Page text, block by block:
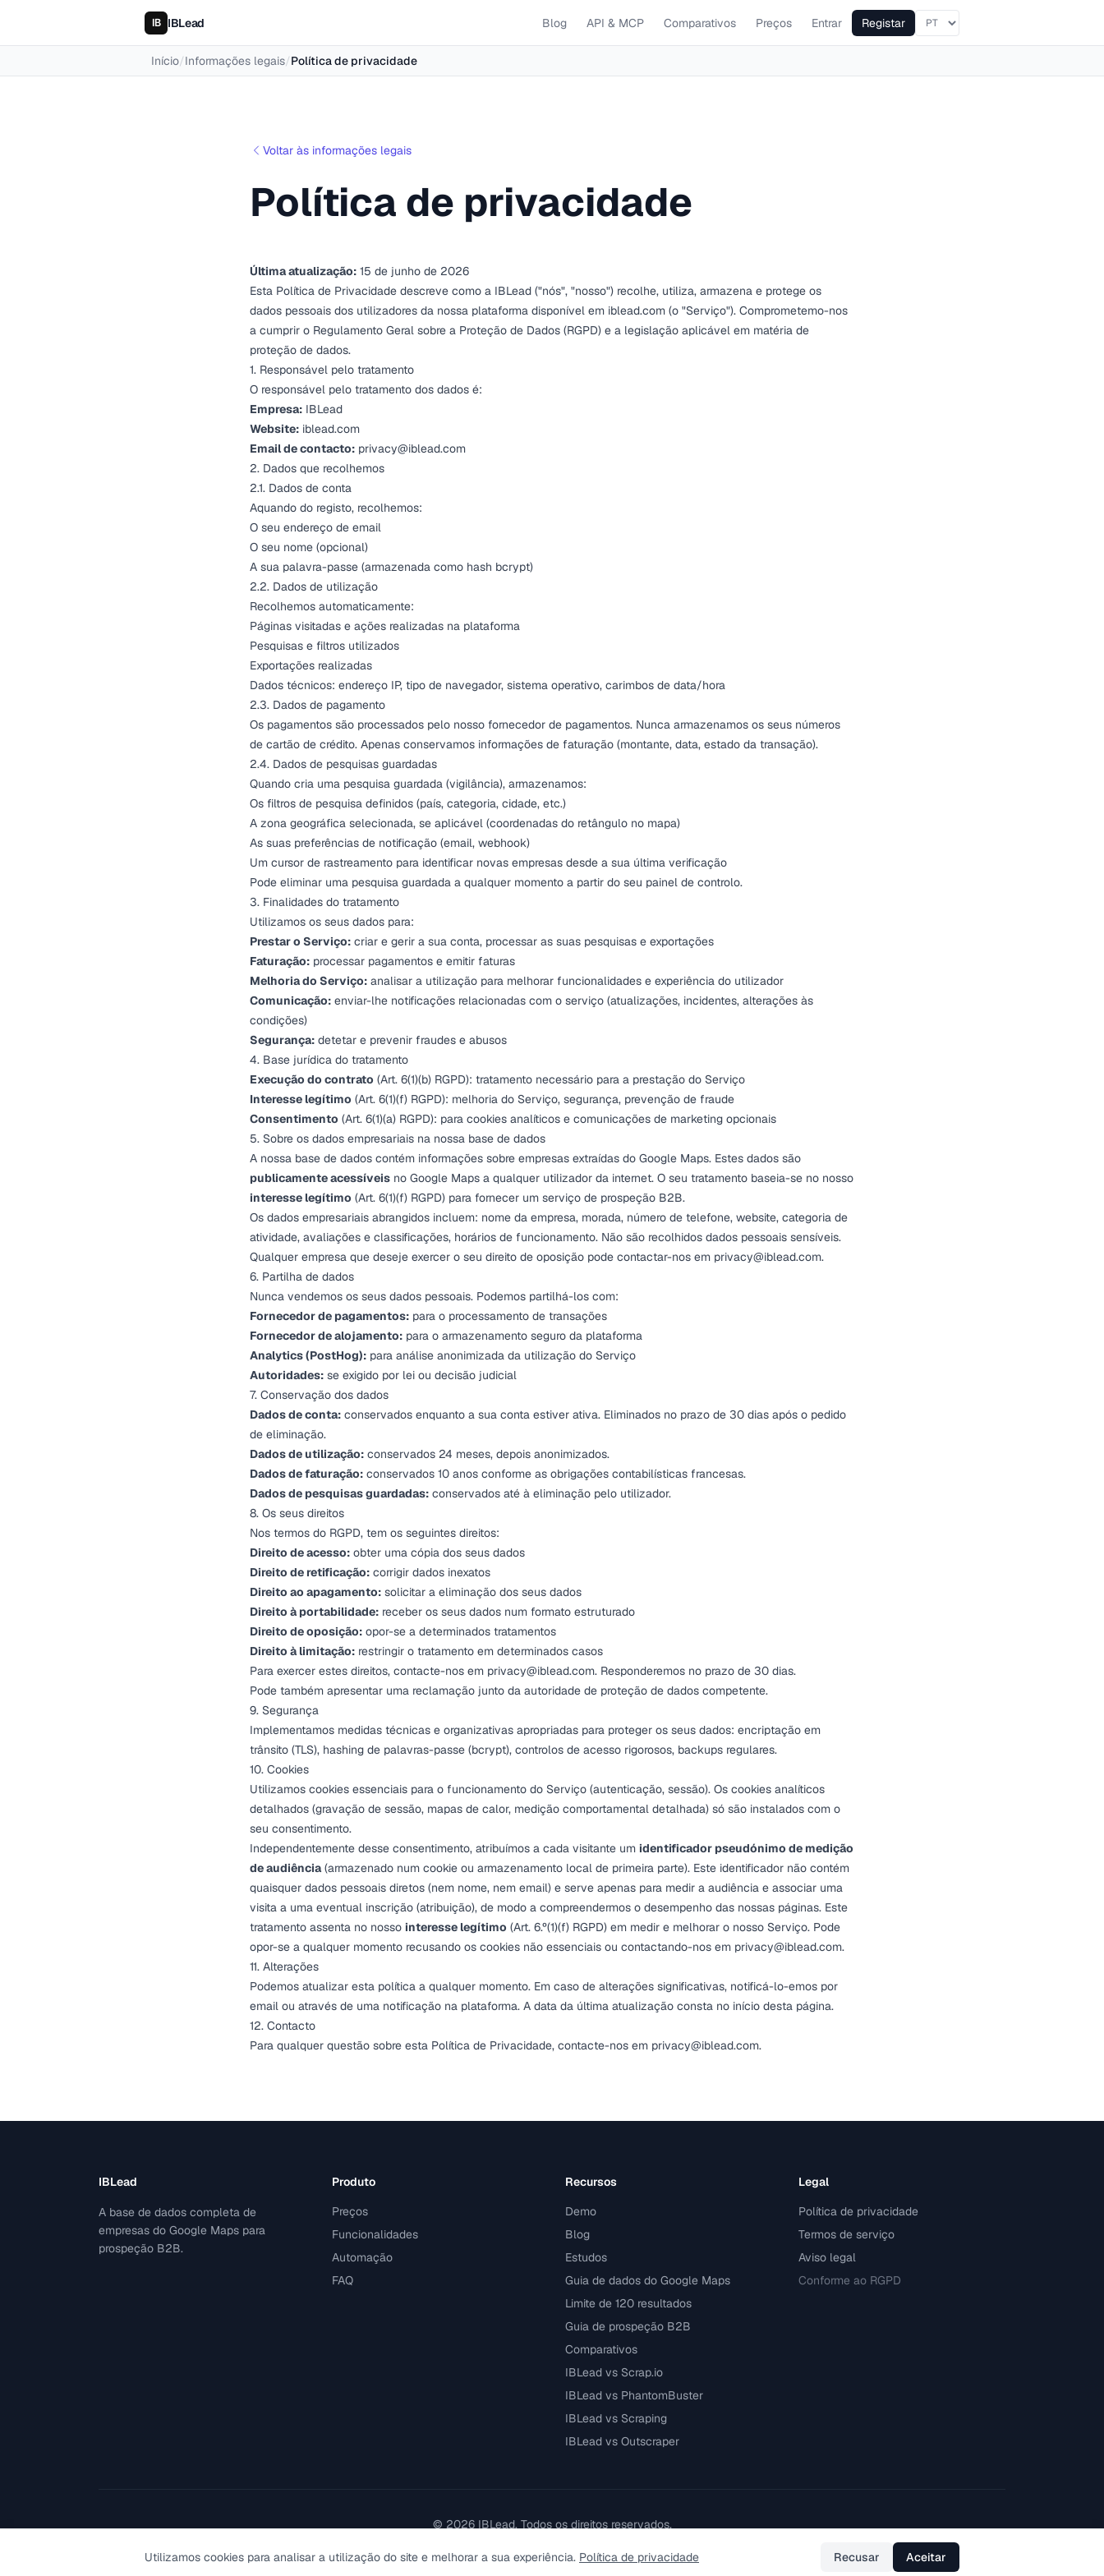
IBLead Blog API & MCP Comparativos Preços Entrar Registar
Início/Informações legais/Política de privacidade
Voltar às informações legais
Política de privacidade
Última atualização: 15 de junho de 2026
Esta Política de Privacidade descreve como a IBLead ("nós", "nosso") recolhe, utiliza, armazena e protege os
dados pessoais dos utilizadores da nossa plataforma disponível em iblead.com (o "Serviço"). Comprometemo-nos
a cumprir o Regulamento Geral sobre a Proteção de Dados (RGPD) e a legislação aplicável em matéria de
proteção de dados.
1. Responsável pelo tratamento
O responsável pelo tratamento dos dados é:
Empresa: IBLead
Website: iblead.com
Email de contacto: privacy@iblead.com
2. Dados que recolhemos
2.1. Dados de conta
Aquando do registo, recolhemos:
O seu endereço de email
O seu nome (opcional)
A sua palavra-passe (armazenada como hash bcrypt)
2.2. Dados de utilização
Recolhemos automaticamente:
Páginas visitadas e ações realizadas na plataforma
Pesquisas e filtros utilizados
Exportações realizadas
Dados técnicos: endereço IP, tipo de navegador, sistema operativo, carimbos de data/hora
2.3. Dados de pagamento
Os pagamentos são processados pelo nosso fornecedor de pagamentos. Nunca armazenamos os seus números
de cartão de crédito. Apenas conservamos informações de faturação (montante, data, estado da transação).
2.4. Dados de pesquisas guardadas
Quando cria uma pesquisa guardada (vigilância), armazenamos:
Os filtros de pesquisa definidos (país, categoria, cidade, etc.)
A zona geográfica selecionada, se aplicável (coordenadas do retângulo no mapa)
As suas preferências de notificação (email, webhook)
Um cursor de rastreamento para identificar novas empresas desde a sua última verificação
Pode eliminar uma pesquisa guardada a qualquer momento a partir do seu painel de controlo.
3. Finalidades do tratamento
Utilizamos os seus dados para:
Prestar o Serviço: criar e gerir a sua conta, processar as suas pesquisas e exportações
Faturação: processar pagamentos e emitir faturas
Melhoria do Serviço: analisar a utilização para melhorar funcionalidades e experiência do utilizador
Comunicação: enviar-lhe notificações relacionadas com o serviço (atualizações, incidentes, alterações às
condições)
Segurança: detetar e prevenir fraudes e abusos
4. Base jurídica do tratamento
Execução do contrato (Art. 6(1)(b) RGPD): tratamento necessário para a prestação do Serviço
Interesse legítimo (Art. 6(1)(f) RGPD): melhoria do Serviço, segurança, prevenção de fraude
Consentimento (Art. 6(1)(a) RGPD): para cookies analíticos e comunicações de marketing opcionais
5. Sobre os dados empresariais na nossa base de dados
A nossa base de dados contém informações sobre empresas extraídas do Google Maps. Estes dados são
publicamente acessíveis no Google Maps a qualquer utilizador da internet. O seu tratamento baseia-se no nosso
interesse legítimo (Art. 6(1)(f) RGPD) para fornecer um serviço de prospeção B2B.
Os dados empresariais abrangidos incluem: nome da empresa, morada, número de telefone, website, categoria de
atividade, avaliações e classificações, horários de funcionamento. Não são recolhidos dados pessoais sensíveis.
Qualquer empresa que deseje exercer o seu direito de oposição pode contactar-nos em privacy@iblead.com.
6. Partilha de dados
Nunca vendemos os seus dados pessoais. Podemos partilhá-los com:
Fornecedor de pagamentos: para o processamento de transações
Fornecedor de alojamento: para o armazenamento seguro da plataforma
Analytics (PostHog): para análise anonimizada da utilização do Serviço
Autoridades: se exigido por lei ou decisão judicial
7. Conservação dos dados
Dados de conta: conservados enquanto a sua conta estiver ativa. Eliminados no prazo de 30 dias após o pedido
de eliminação.
Dados de utilização: conservados 24 meses, depois anonimizados.
Dados de faturação: conservados 10 anos conforme as obrigações contabilísticas francesas.
Dados de pesquisas guardadas: conservados até à eliminação pelo utilizador.
8. Os seus direitos
Nos termos do RGPD, tem os seguintes direitos:
Direito de acesso: obter uma cópia dos seus dados
Direito de retificação: corrigir dados inexatos
Direito ao apagamento: solicitar a eliminação dos seus dados
Direito à portabilidade: receber os seus dados num formato estruturado
Direito de oposição: opor-se a determinados tratamentos
Direito à limitação: restringir o tratamento em determinados casos
Para exercer estes direitos, contacte-nos em privacy@iblead.com. Responderemos no prazo de 30 dias.
Pode também apresentar uma reclamação junto da autoridade de proteção de dados competente.
9. Segurança
Implementamos medidas técnicas e organizativas apropriadas para proteger os seus dados: encriptação em
trânsito (TLS), hashing de palavras-passe (bcrypt), controlos de acesso rigorosos, backups regulares.
10. Cookies
Utilizamos cookies essenciais para o funcionamento do Serviço (autenticação, sessão). Os cookies analíticos
detalhados (gravação de sessão, mapas de calor, medição comportamental detalhada) só são instalados com o
seu consentimento.
Independentemente desse consentimento, atribuímos a cada visitante um identificador pseudónimo de medição
de audiência(armazenado num cookie ou armazenamento local de primeira parte). Este identificador não contém
quaisquer dados pessoais diretos (nem nome, nem email) e serve apenas para medir a audiência e associar uma
visita a uma eventual inscrição (atribuição), de modo a compreendermos o desempenho das nossas páginas. Este
tratamento assenta no nosso interesse legítimo (Art. 6.º(1)(f) RGPD) em medir e melhorar o nosso Serviço. Pode
opor-se a qualquer momento recusando os cookies não essenciais ou contactando-nos em privacy@iblead.com.
11. Alterações
Podemos atualizar esta política a qualquer momento. Em caso de alterações significativas, notificá-lo-emos por
email ou através de uma notificação na plataforma. A data da última atualização consta no início desta página.
12. Contacto
Para qualquer questão sobre esta Política de Privacidade, contacte-nos em privacy@iblead.com.
IBLead
A base de dados completa de
empresas do Google Maps para
prospeção B2B.
Produto
Preços
Funcionalidades
Automação
FAQ
Recursos
Demo
Blog
Estudos
Guia de dados do Google Maps
Limite de 120 resultados
Guia de prospeção B2B
Comparativos
IBLead vs Scrap.io
IBLead vs PhantomBuster
IBLead vs Scraping
IBLead vs Outscraper
Legal
Política de privacidade
Termos de serviço
Aviso legal
Conforme ao RGPD
© 2026IBLead. Todos os direitos reservados.
Utilizamos cookies para analisar a utilização do site e melhorar a sua experiência. Política de privacidade Recusar Aceitar